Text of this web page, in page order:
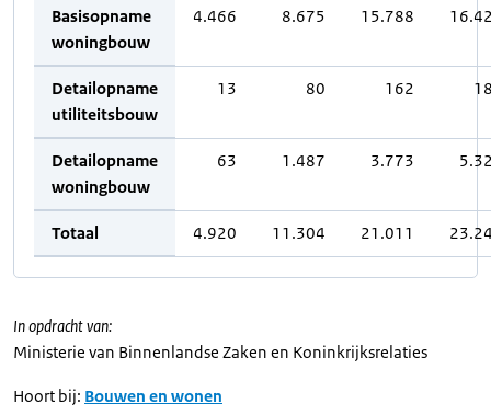
Basisopname
woningbouw
4.466 8.675 15.788
Detailopname
utiliteitsbouw
13 80 162
Detailopname
woningbouw
63 1.487 3.773
Totaal 4.920 11.304 21.011
In opdracht van:
Ministerie van Binnenlandse Zaken en Koninkrijksrelaties
Hoort bij: Bouwen en wonen